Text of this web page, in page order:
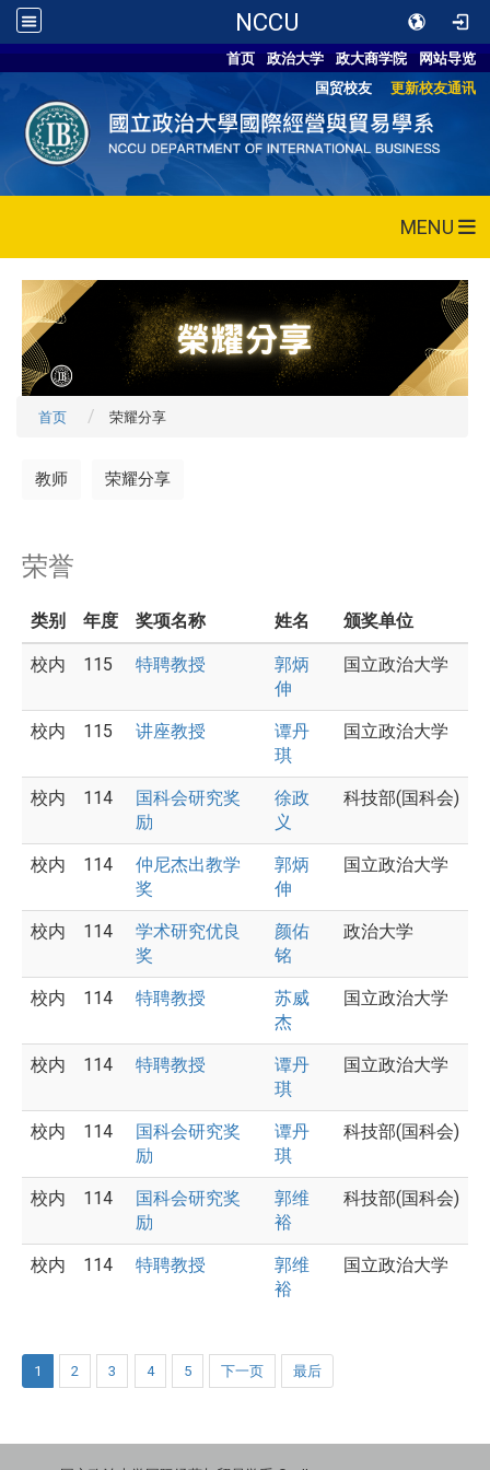
NCCU
首页 政治大学 政大商学院
网站导览
国贸校友
更新校友通讯
MENU
首页 荣耀分享
教师 荣耀分享
荣誉
类别 年度 奖项名称 姓名 颁奖单位
校内 115 特聘教授
郭炳
伸
国立政治大学
校内 115 讲座教授
谭丹
琪
国立政治大学
校内 114
国科会研究奖
励
徐政
义
科技部(国科会)
校内 114
仲尼杰出教学
奖
郭炳
伸
国立政治大学
校内 114
学术研究优良
奖
颜佑
铭
政治大学
校内 114 特聘教授
苏威
杰
国立政治大学
校内 114 特聘教授
谭丹
琪
国立政治大学
校内 114
国科会研究奖
励
谭丹
琪
科技部(国科会)
校内 114
国科会研究奖
励
郭维
裕
科技部(国科会)
校内 114 特聘教授
郭维
裕
国立政治大学
1 2 3 4 5 下一页 最后